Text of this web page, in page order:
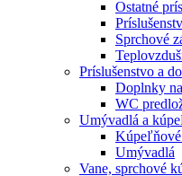
Ostatné
Sprchové
Príslušenstvo a
Doplnky
WC
Umývadlá a
Kúpeľňové
Umývadlá
Vane, sprchové